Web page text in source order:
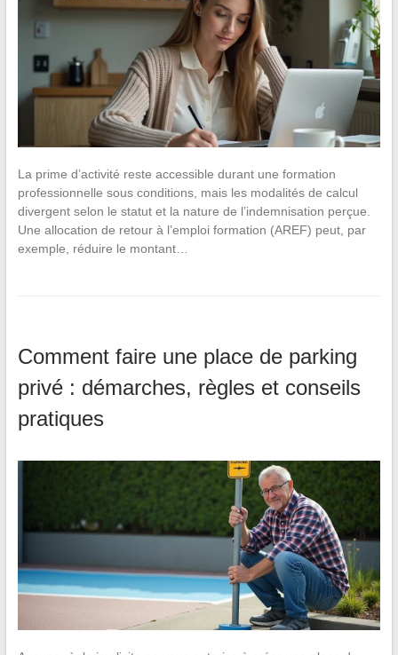
La prime d’activité reste accessible durant une formation
professionnelle sous conditions, mais les modalités de calcul
divergent selon le statut et la nature de l’indemnisation perçue.
Une allocation de retour à l’emploi formation (AREF) peut, par
exemple, réduire le montant…
Comment faire une place de parking
privé : démarches, règles et conseils
pratiques